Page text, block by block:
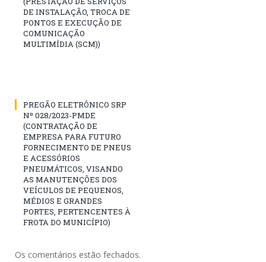
DE INSTALAÇÃO, TROCA DE
PONTOS E EXECUÇÃO DE
COMUNICAÇÃO
MULTIMÍDIA (SCM))
PREGÃO ELETRÔNICO SRP
Nº 028/2023-PMDE
(CONTRATAÇÃO DE
EMPRESA PARA FUTURO
FORNECIMENTO DE PNEUS
E ACESSÓRIOS
PNEUMÁTICOS, VISANDO
AS MANUTENÇÕES DOS
VEÍCULOS DE PEQUENOS,
MÉDIOS E GRANDES
PORTES, PERTENCENTES À
FROTA DO MUNICÍPIO)
Os comentários estão fechados.